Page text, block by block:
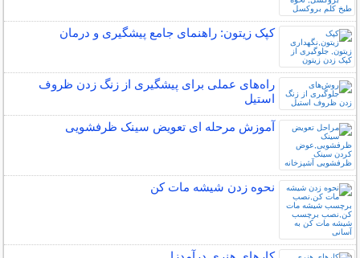
کپک زیتون: راهنمای جامع پیشگیری و درمان
راه‌های عملی برای پیشگیری از زنگ زدن ظروف
استیل
آموزش مرحله ای تعویض سینک ظرفشویی
نحوه زدن شیشه مات کن